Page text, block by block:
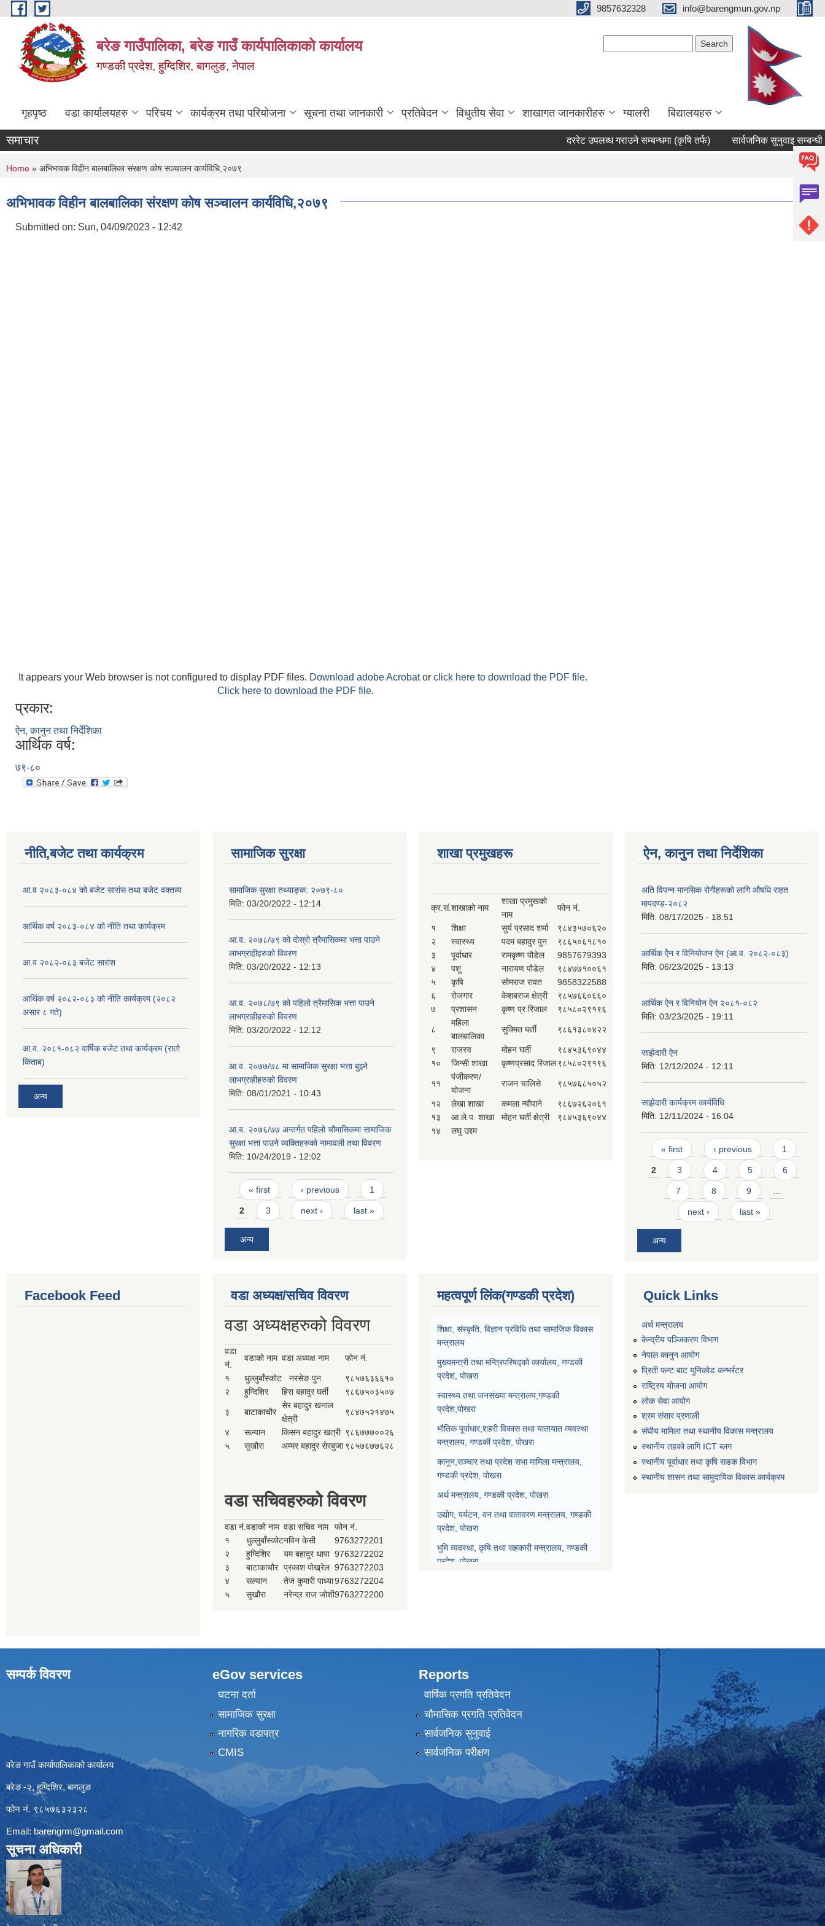
Skip to main content 9857632328 info@barengmun.gov.np
बरेङ गाउँपालिका, बरेङ गाउँ कार्यपालिकाको कार्यालय
गण्डकी प्रदेश, हुग्दिशिर, बागलुङ, नेपाल
गृहपृष्ठ वडा कार्यालयहरु परिचय कार्यक्रम तथा परियोजना सूचना तथा जानकारी प्रतिवेदन विधुतीय सेवा शाखागत जानकारीहरु ग्यालरी बिद्यालयहरु
समाचार दररेट उपलब्ध गराउने सम्बन्धमा (कृषि तर्फ) सार्वजनिक सुनुवाइ सम्बन्धी सूचना
You are here
Home » अभिभावक विहीन बालबालिका संरक्षण कोष सञ्चालन कार्यविधि,२०७९
अभिभावक विहीन बालबालिका संरक्षण कोष सञ्चालन कार्यविधि,२०७९
Submitted on: Sun, 04/09/2023 - 12:42
It appears your Web browser is not configured to display PDF files. Download adobe Acrobator click here to download the PDF file.
Click here to download the PDF file.
प्रकार:
ऐन, कानुन तथा निर्देशिका
आर्थिक वर्ष:
७९-८०
नीति,बजेट तथा कार्यक्रम
आ.व २०८३-०८४ को बजेट सारांस तथा बजेट वक्तव्य
आर्थिक वर्ष २०८३-०८४ को नीति तथा कार्यक्रम
आ.व २०८२-०८३ बजेट सारांश
आर्थिक वर्ष २०८२-०८३ को नीति कार्यक्रम (२०८२
असार ८ गते)
आ.व. २०८१-०८२ वार्षिक बजेट तथा कार्यक्रम (रातो
किताब)
अन्य
सामाजिक सुरक्षा
सामाजिक सुरक्षा तथ्याङ्क: २०७९-८०
मिति: 03/20/2022 - 12:14
आ.व. २०७८/७९ को दोस्रो त्रैमासिकमा भत्ता पाउने
लाभग्राहीहरुको विवरण
मिति: 03/20/2022 - 12:13
आ.व. २०७८/७९ को पहिलो त्रैमासिक भत्ता पाउने
लाभग्राहीहरुको विवरण
मिति: 03/20/2022 - 12:12
आ.व. २०७७/७८ मा सामाजिक सुरक्षा भत्ता बुझ्ने
लाभग्राहीहरुको विवरण
मिति: 08/01/2021 - 10:43
आ.ब. २०७६/७७ अन्तर्गत पहिलो चौमासिकमा सामाजिक
सुरक्षा भत्ता पाउने व्यक्तिहरुको नामावली तथा विवरण
मिति: 10/24/2019 - 12:02
Pages
« first ‹ previous 1
2 3 next › last »
अन्य
शाखा प्रमुखहरू
क्र.सं.शाखाको नाम
शाखा प्रमुखको
नाम
फोन नं.
१ शिक्षा सुर्य प्रसाद शर्मा
९८४३५७०६२०
२
स्वास्थ्य पदम बहादुर पुन
९८६५०६१८१०
३
पूर्वाधार रामकृष्ण पौडेल
9857679393
४
पशु नारायण पौडेल
९८४७७१००६१
५
कृषि सोमराज रावत
9858322588
६
रोजगार केशबराज क्षेत्री
९८५७६६०६६०
७
प्रशासन कृष्ण प्र.रिजाल ९८५८०२९१९६
८
महिला
बालबालिका
सुक्मित घर्ती ९८६१३८०४२२
९ राजस्व मोहन घर्ती
९८४५३६९०४४
१०
जिन्सी शाखा कृष्णप्रसाद रिजाल९८५८०२९१९६
११
पंजीकरण/
योजना
राजन चालिसे ९८५७६८५०५२
१२ लेखा शाखा कमला न्यौपाने
९८६७२६२०६१
१३
आ.ले.प. शाखा मोहन घर्ती क्षेत्री
९८४५३६९०४४
१४
लघु उद्दम
ऐन, कानुन तथा निर्देशिका
अति विपन्न मानसिक रोगीहरूको लागि औषधि राहत
मापदण्ड-२०८२
मिति: 08/17/2025 - 18:51
आर्थिक ऐेन र विनियोजन ऐन (आ.व. २०८२-०८‍३)
मिति: 06/23/2025 - 13:13
आर्थिक ऐन र विनियोन ऐन २०८१-०८२
मिति: 03/23/2025 - 19:11
साझेदारी ऐन
मिति: 12/12/2024 - 12:11
साझेदारी कार्यक्रम कार्यविधि
मिति: 12/11/2024 - 16:04
Pages
« first ‹ previous 1
2 3 4 5 6
7 8 9 …
next › last »
अन्य
Facebook Feed वडा अध्यक्ष/सचिव विवरण
वडा अध्यक्षहरुको विवरण
वडा
नं.
वडाको नाम वडा अध्यक्ष नाम फोन नं.
१ धुल्लुबाँस्कोट नरसेङ पुन
९८५७६३६६१०
२
हुग्दिशिर हिरा बहादुर घर्ती ९८६७५०३५०७
३ बाटाकाचौर
सेर बहादुर खनाल
क्षेत्री
९८४७५२१४७५
४ सल्यान किसन बहादुर खत्री ९८६७७७००२६
५
सुखौरा अम्मर बहादुर सेरबुजा ९८५७६७७६२८
वडा सचिवहरुको विवरण
वडा नं. वडाको नाम वडा सचिव नाम
फोन नं.
१
धुल्लुबाँस्कोटनविन केसी
9763272201
२
हुग्दिशिर यम बहादुर थापा 9763272202
३
बाटाकाचौर प्रकाश पोख्रेल 9763272203
४
सल्यान तेज कुमारी पाध्या9763272204
५
सुखौरा नरेन्द्र राज जोशी9763272200
महत्वपूर्ण लिंक(गण्डकी प्रदेश)
शिक्षा, संस्कृति, विज्ञान प्रविधि तथा सामाजिक विकास
मन्त्रालय
मुख्यमन्त्री तथा मन्त्रिपरिषद्को कार्यालय, गण्डकी
प्रदेश, पोखरा
स्वास्थ्य तथा जनसंख्या मन्त्रालय,गण्डकी
प्रदेश,पोखरा
भौतिक पूर्वाधार,शहरी विकास तथा यातायात व्यवस्था
मन्त्रालय, गण्डकी प्रदेश, पोखरा
कानून,सञ्चार तथा प्रदेश सभा मामिला मन्त्रालय,
गण्डकी प्रदेश, पोखरा
अर्थ मन्त्रालय, गण्डकी प्रदेश, पोखरा
उद्योग, पर्यटन, वन तथा वातावरण मन्त्रालय, गण्डकी
प्रदेश, पोखरा
भुमि व्यवस्था, कृषि तथा सहकारी मन्त्रालय, गण्डकी
प्रदेश, पोखरा
Quick Links
अर्थ मन्त्रालय
केन्द्रीय पञ्जिकरण विभाग
नेपाल कानुन आयोग
प्रिती फन्ट बाट युनिकोड कन्भर्रटर
राष्ट्रिय योजना आयोग
लोक सेवा आयोग
श्रम संसार प्रणाली
संघीय मामिला तथा स्थानीय विकास मन्त्रालय
स्थानीय तहको लागि ICT ब्लग
स्थानीय पूर्वाधार तथा कृषि सडक विभाग
स्थानीय शासन तथा सामुदायिक विकास कार्यक्रम
सम्पर्क विवरण
वरेङ गाउँ कार्यापालिकाको कार्यालय
बरेङ -२, हुग्दिशिर, बागलुङ
फोन नं. ९८५७६३२३२८
Email: barengrm@gmail.com
सूचना अधिकारी
eGov services
घटना दर्ता
सामाजिक सुरक्षा
नागरिक वडापत्र
CMIS
Reports
वार्षिक प्रगति प्रतिवेदन
चौमासिक प्रगति प्रतिवेदन
सार्वजनिक सुनुवाई
सार्वजनिक परीक्षण